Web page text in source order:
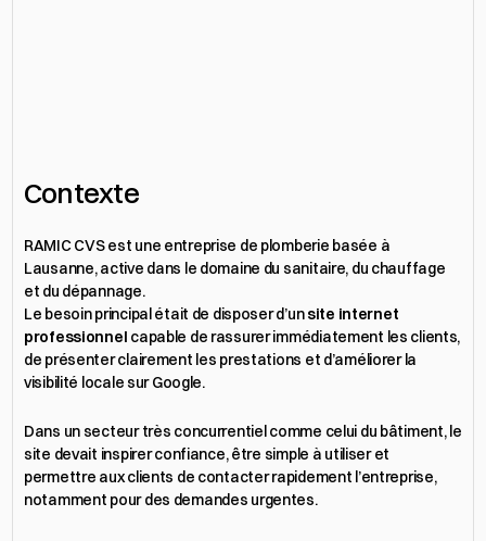
Contexte
RAMIC CVS est une entreprise de plomberie basée à
Lausanne, active dans le domaine du sanitaire, du chauffage
et du dépannage.
Le besoin principal était de disposer d’un site internet
professionnel capable de rassurer immédiatement les clients,
de présenter clairement les prestations et d’améliorer la
visibilité locale sur Google.
Dans un secteur très concurrentiel comme celui du bâtiment, le
site devait inspirer confiance, être simple à utiliser et
permettre aux clients de contacter rapidement l’entreprise,
notamment pour des demandes urgentes.